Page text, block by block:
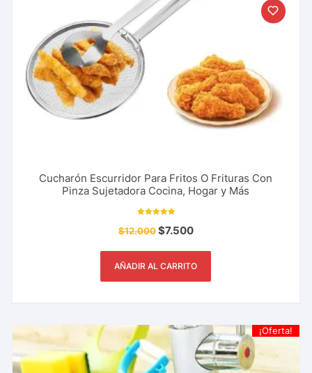
Cucharón Escurridor Para Fritos O Frituras Con
Pinza Sujetadora Cocina, Hogar y Más
5.00
de 5
$12.000$7.500
AÑADIR AL CARRITO
¡Oferta!